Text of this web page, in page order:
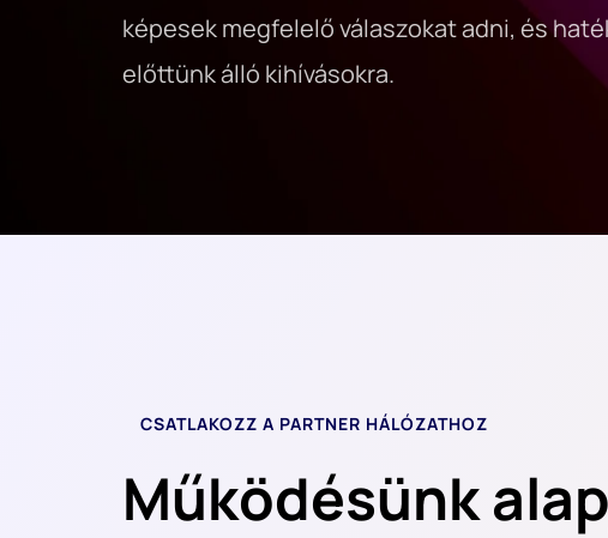
képesek megfelelő válaszokat adni, és
előttünk álló kihívásokra.
CSATLAKOZZ A PARTNER HÁLÓZATHOZ
Működésünk